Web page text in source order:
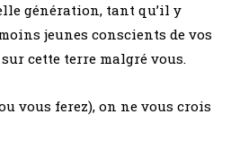
génération, tant qu’il y
jeunes conscients de vos
cette terre malgré vous.
vous ferez), on ne vous crois